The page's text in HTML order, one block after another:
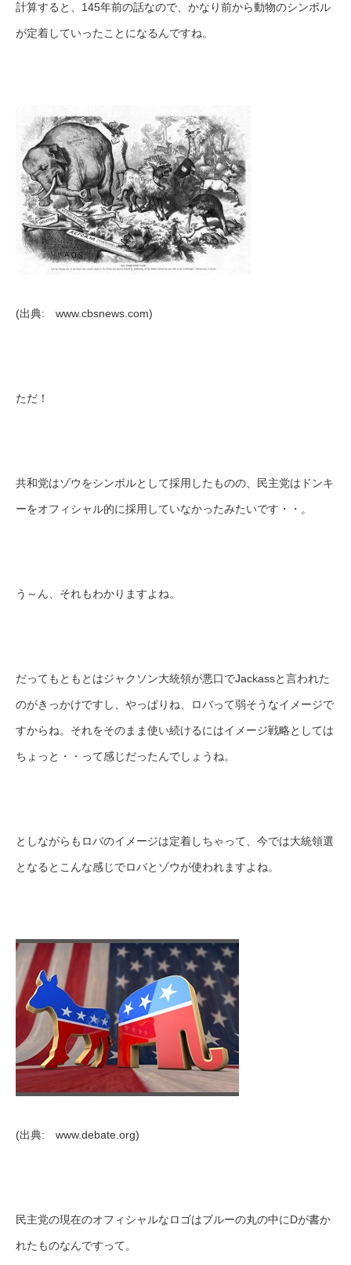
計算すると、145年前の話なので、かなり前から動物のシンボル
が定着していったことになるんですね。
(出典: www.cbsnews.com)
ただ！
共和党はゾウをシンボルとして採用したものの、民主党はドンキ
ーをオフィシャル的に採用していなかったみたいです・・。
う～ん、それもわかりますよね。
だってもともとはジャクソン大統領が悪口でJackassと言われた
のがきっかけですし、やっぱりね、ロバって弱そうなイメージで
すからね。それをそのまま使い続けるにはイメージ戦略としては
ちょっと・・って感じだったんでしょうね。
としながらもロバのイメージは定着しちゃって、今では大統領選
となるとこんな感じでロバとゾウが使われますよね。
(出典: www.debate.org)
民主党の現在のオフィシャルなロゴはブルーの丸の中にDが書か
れたものなんですって。